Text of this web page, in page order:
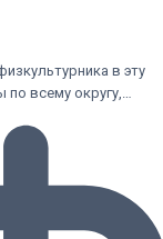
в эту
по всему округу,…